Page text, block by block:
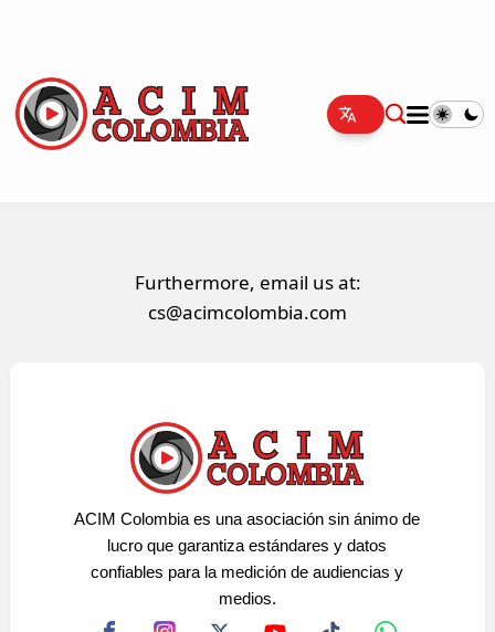
Furthermore, email us at:
cs@acimcolombia.com
ACIM Colombia es una asociación sin ánimo de
lucro que garantiza estándares y datos
confiables para la medición de audiencias y
medios.
Display Ads